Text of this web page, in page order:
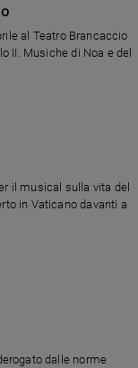
al Teatro Brancaccio
II. Musiche di Noa e del
il musical sulla vita del
in Vaticano davanti a
dalle norme